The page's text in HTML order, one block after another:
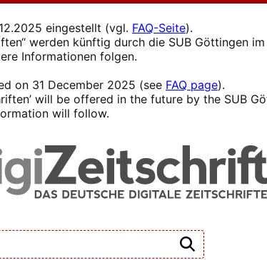
eingestellt (vgl. FAQ-Seite).
werden künftig durch die SUB Göttingen
Informationen folgen.
on 31 December 2025 (see FAQ page).
will be offered in the future by the SUB
will follow.